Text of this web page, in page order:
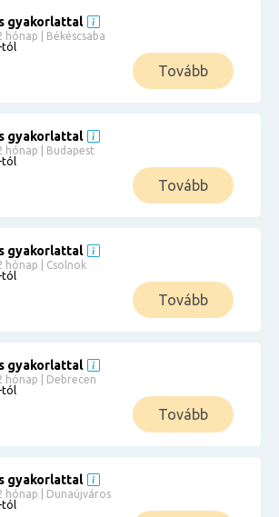
gyakorlattal
hónap | Békéscsaba
tól
Tovább
gyakorlattal
hónap | Budapest
tól
Tovább
gyakorlattal
hónap | Csolnok
tól
Tovább
gyakorlattal
hónap | Debrecen
tól
Tovább
gyakorlattal
hónap | Dunaújváros
tól